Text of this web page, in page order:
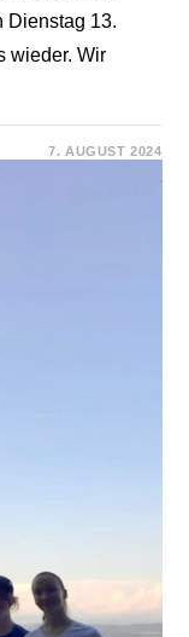
Dienstag 13.
wieder. Wir
7. AUGUST 2024